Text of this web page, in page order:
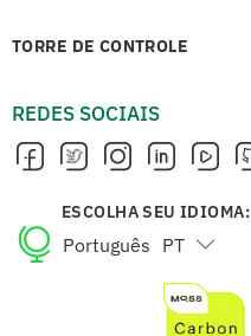
TORRE DE CONTROLE
REDES SOCIAIS
ESCOLHA SEU IDIOMA:
Português PT
English EN